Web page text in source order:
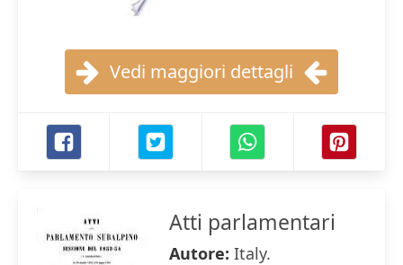
Vedi maggiori dettagli
Atti parlamentari
Autore: Italy.